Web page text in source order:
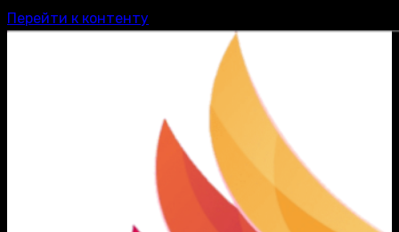
Перейти к контенту